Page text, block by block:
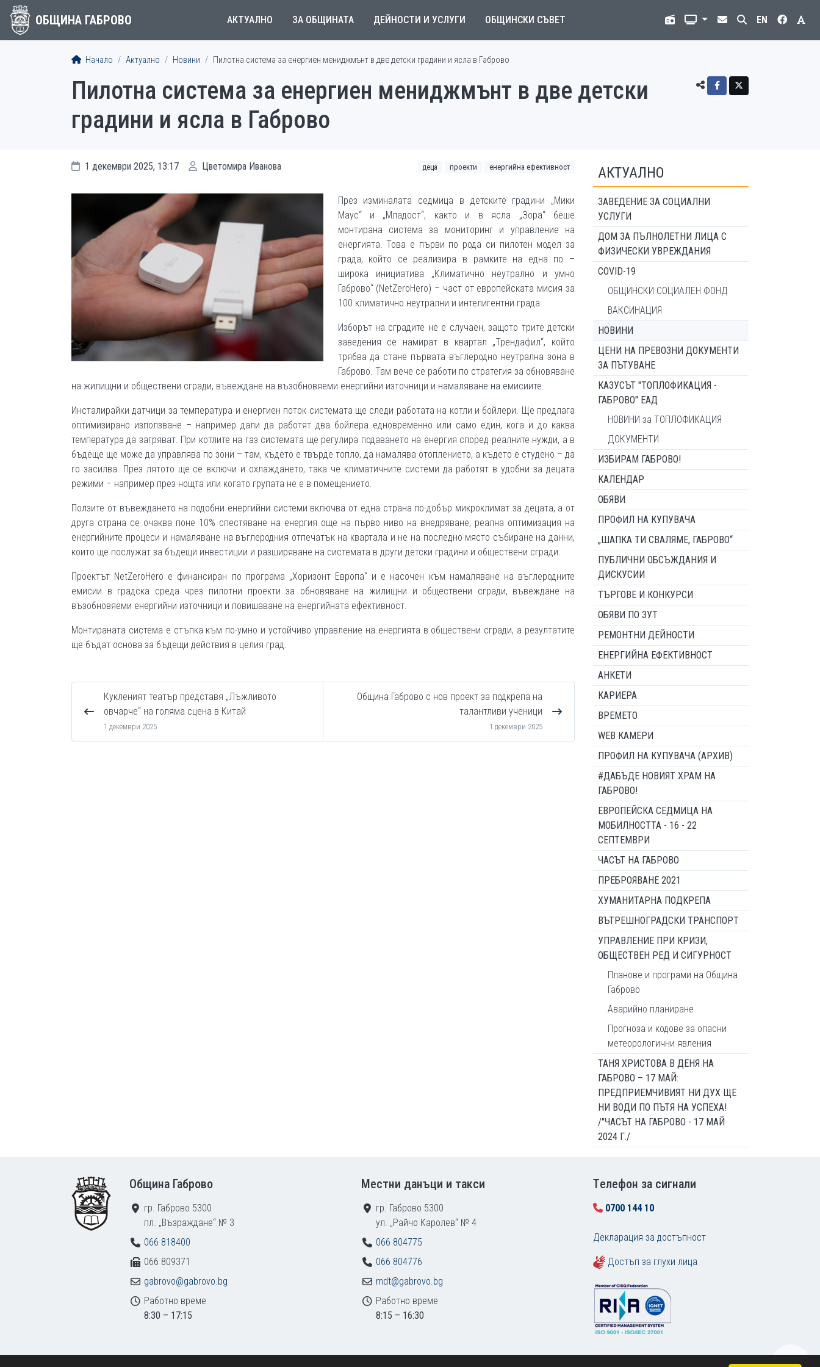
ОБЩИНА ГАБРОВО АКТУАЛНО ЗА ОБЩИНАТА ДЕЙНОСТИ И УСЛУГИ ОБЩИНСКИ СЪВЕТ EN
Начало Актуално Новини Пилотна система за енергиен мениджмънт в две детски градини и ясла в Габрово
Пилотна система за енергиен мениджмънт в две детски
градини и ясла в Габрово
1 декември 2025, 13:17 Цветомира Иванова деца проекти енергийна ефективност
През изминалата седмица в детските градини „Мики
Маус“ и „Младост“, както и в ясла „Зора“ беше
монтирана система за мониторинг и управление на
енергията. Това е първи по рода си пилотен модел за
града, който се реализира в рамките на една по –
широка инициатива „Климатично неутрално и умно
Габрово“ (NetZeroHero) – част от европейската мисия за
100 климатично неутрални и интелигентни града.
Изборът на сградите не е случаен, защото трите детски
заведения се намират в квартал „Трендафил“, който
трябва да стане първата въглеродно неутрална зона в
Габрово. Там вече се работи по стратегия за обновяване
на жилищни и обществени сгради, въвеждане на възобновяеми енергийни източници и намаляване на емисиите.
Инсталирайки датчици за температура и енергиен поток системата ще следи работата на котли и бойлери. Ще предлага
оптимизирано използване – например дали да работят два бойлера едновременно или само един, кога и до каква
температура да загряват. При котлите на газ системата ще регулира подаването на енергия според реалните нужди, а в
бъдеще ще може да управлява по зони – там, където е твърде топло, да намалява отоплението, а където е студено – да
го засилва. През лятото ще се включи и охлаждането, така че климатичните системи да работят в удобни за децата
режими – например през нощта или когато групата не е в помещението.
Ползите от въвеждането на подобни енергийни системи включва от една страна по-добър микроклимат за децата, а от
друга страна се очаква поне 10% спестяване на енергия още на първо ниво на внедряване; реална оптимизация на
енергийните процеси и намаляване на въглеродния отпечатък на квартала и не на последно място събиране на данни,
които ще послужат за бъдещи инвестиции и разширяване на системата в други детски градини и обществени сгради.
Проектът NetZeroHero е финансиран по програма „Хоризонт Европа“ и е насочен към намаляване на въглеродните
емисии в градска среда чрез пилотни проекти за обновяване на жилищни и обществени сгради, въвеждане на
възобновяеми енергийни източници и повишаване на енергийната ефективност.
Монтираната система е стъпка към по-умно и устойчиво управление на енергията в обществени сгради, а резултатите
ще бъдат основа за бъдещи действия в целия град.
Кукленият театър представя „Лъжливото
овчарче“ на голяма сцена в Китай
1 декември 2025
Община Габрово с нов проект за подкрепа на
талантливи ученици
1 декември 2025
АКТУАЛНО
ЗАВЕДЕНИЕ ЗА СОЦИАЛНИ
УСЛУГИ
ДОМ ЗА ПЪЛНОЛЕТНИ ЛИЦА С
ФИЗИЧЕСКИ УВРЕЖДАНИЯ
COVID-19
ОБЩИНСКИ СОЦИАЛЕН ФОНД
ВАКСИНАЦИЯ
НОВИНИ
ЦЕНИ НА ПРЕВОЗНИ ДОКУМЕНТИ
ЗА ПЪТУВАНЕ
КАЗУСЪТ "ТОПЛОФИКАЦИЯ -
ГАБРОВО" ЕАД
НОВИНИ за ТОПЛОФИКАЦИЯ
ДОКУМЕНТИ
ИЗБИРАМ ГАБРОВО!
КАЛЕНДАР
ОБЯВИ
ПРОФИЛ НА КУПУВАЧА
„ШАПКА ТИ СВАЛЯМЕ, ГАБРОВО“
ПУБЛИЧНИ ОБСЪЖДАНИЯ И
ДИСКУСИИ
ТЪРГОВЕ И КОНКУРСИ
ОБЯВИ ПО ЗУТ
РЕМОНТНИ ДЕЙНОСТИ
ЕНЕРГИЙНА ЕФЕКТИВНОСТ
АНКЕТИ
КАРИЕРА
ВРЕМЕТО
WEB КАМЕРИ
ПРОФИЛ НА КУПУВАЧА (АРХИВ)
#ДАБЪДЕ НОВИЯТ ХРАМ НА
ГАБРОВО!
ЕВРОПЕЙСКА СЕДМИЦА НА
МОБИЛНОСТТА - 16 - 22
СЕПТЕМВРИ
ЧАСЪТ НА ГАБРОВО
ПРЕБРОЯВАНЕ 2021
ХУМАНИТАРНА ПОДКРЕПА
ВЪТРЕШНОГРАДСКИ ТРАНСПОРТ
УПРАВЛЕНИЕ ПРИ КРИЗИ,
ОБЩЕСТВЕН РЕД И СИГУРНОСТ
Планове и програми на Община
Габрово
Аварийно планиране
Прогноза и кодове за опасни
метеорологични явления
ТАНЯ ХРИСТОВА В ДЕНЯ НА
ГАБРОВО – 17 МАЙ:
ПРЕДПРИЕМЧИВИЯТ НИ ДУХ ЩЕ
НИ ВОДИ ПО ПЪТЯ НА УСПЕХА!
/"ЧАСЪТ НА ГАБРОВО - 17 МАЙ
2024 Г./
Община Габрово
гр. Габрово 5300
пл. „Възраждане“ № 3
066 818400
066 809371
gabrovo@gabrovo.bg
Работно време
8:30 – 17:15
Местни данъци и такси
гр. Габрово 5300
ул. „Райчо Каролев“ № 4
066 804775
066 804776
mdt@gabrovo.bg
Работно време
8:15 – 16:30
Tелефон за сигнали
0700 144 10
Декларация за достъпност
Достъп за глухи лица